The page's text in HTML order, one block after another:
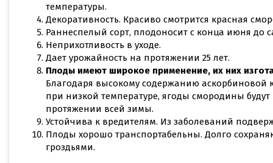
температуры.
Декоративность. Красиво смотрится красная
Раннеспелый сорт, плодоносит с конца июня до
Неприхотливость в уходе.
Дает урожайность на протяжении 25 лет.
Плоды имеют широкое применение, их них
Благодаря высокому содержанию
при низкой температуре, ягоды смородины
протяжении всей зимы.
Устойчива к вредителям. Из заболеваний
Плоды хорошо транспортабельны. Долго
гроздьями.